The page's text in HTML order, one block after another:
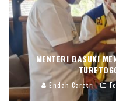
MENTERI BASUKI
Endah Caratri